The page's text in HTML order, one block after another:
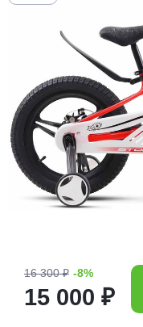
16 300 ₽ -8%
15 000 ₽
Добавляйте
в корзину
Оплачивайте
25 % картой
выбранный